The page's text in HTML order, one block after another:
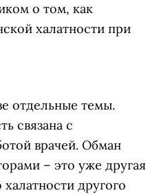
о том, как
халатности при
отдельные темы.
связана с
врачей. Обман
– это уже другая
другого